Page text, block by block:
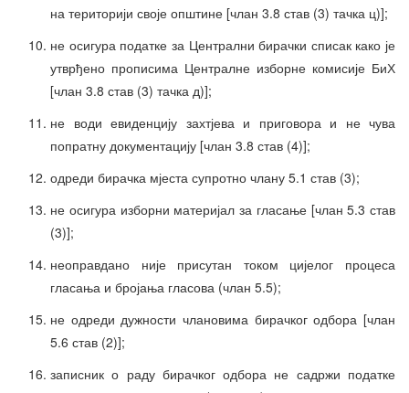
на територији своје општине [члан 3.8 став (3) тачка ц)];
не осигура податке за Централни бирачки списак како је
утврђено прописима Централне изборне комисије БиХ
[члан 3.8 став (3) тачка д)];
не води евиденцију захтјева и приговора и не чува
попратну документацију [члан 3.8 став (4)];
одреди бирачка мјеста супротно члану 5.1 став (3);
не осигура изборни материјал за гласање [члан 5.3 став
(3)];
неоправдано није присутан током цијелог процеса
гласања и бројања гласова (члан 5.5);
не одреди дужности члановима бирачког одбора [члан
5.6 став (2)];
записник о раду бирачког одбора не садржи податке